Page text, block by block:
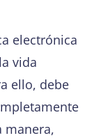
electrónica
vida
ello, debe
manera,